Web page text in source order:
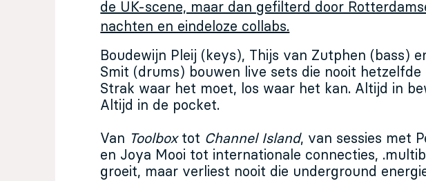
de UK-scene, maar dan gefilterd door
nachten en eindeloze collabs.
Boudewijn Pleij (keys), Thijs van Zutphen (bass)
Smit (drums) bouwen live sets die nooit hetzelfde
Strak waar het moet, los waar het kan. Altijd in
Altijd in de pocket.
Van Toolboxtot Channel Island, van sessies met
en Joya Mooi tot internationale connecties,
groeit, maar verliest nooit die underground